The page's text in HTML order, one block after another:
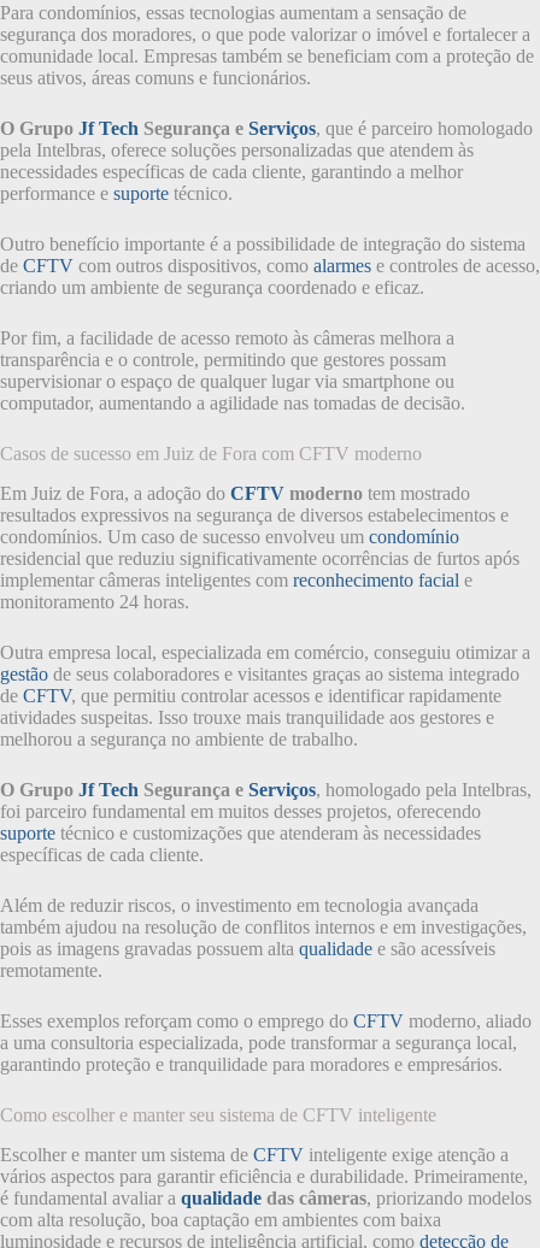
Para condomínios, essas tecnologias aumentam a sensação de
segurança dos moradores, o que pode valorizar o imóvel e fortalecer a
comunidade local. Empresas também se beneficiam com a proteção de
seus ativos, áreas comuns e funcionários.
O Grupo Jf Tech Segurança e Serviços, que é parceiro homologado
pela Intelbras, oferece soluções personalizadas que atendem às
necessidades específicas de cada cliente, garantindo a melhor
performance e suporte técnico.
Outro benefício importante é a possibilidade de integração do sistema
de CFTV com outros dispositivos, como alarmes e controles de acesso,
criando um ambiente de segurança coordenado e eficaz.
Por fim, a facilidade de acesso remoto às câmeras melhora a
transparência e o controle, permitindo que gestores possam
supervisionar o espaço de qualquer lugar via smartphone ou
computador, aumentando a agilidade nas tomadas de decisão.
Casos de sucesso em Juiz de Fora com CFTV moderno
Em Juiz de Fora, a adoção do CFTV moderno tem mostrado
resultados expressivos na segurança de diversos estabelecimentos e
condomínios. Um caso de sucesso envolveu um condomínio
residencial que reduziu significativamente ocorrências de furtos após
implementar câmeras inteligentes com reconhecimento facial e
monitoramento 24 horas.
Outra empresa local, especializada em comércio, conseguiu otimizar a
gestão de seus colaboradores e visitantes graças ao sistema integrado
de CFTV, que permitiu controlar acessos e identificar rapidamente
atividades suspeitas. Isso trouxe mais tranquilidade aos gestores e
melhorou a segurança no ambiente de trabalho.
O Grupo Jf Tech Segurança e Serviços, homologado pela Intelbras,
foi parceiro fundamental em muitos desses projetos, oferecendo
suporte técnico e customizações que atenderam às necessidades
específicas de cada cliente.
Além de reduzir riscos, o investimento em tecnologia avançada
também ajudou na resolução de conflitos internos e em investigações,
pois as imagens gravadas possuem alta qualidade e são acessíveis
remotamente.
Esses exemplos reforçam como o emprego do CFTV moderno, aliado
a uma consultoria especializada, pode transformar a segurança local,
garantindo proteção e tranquilidade para moradores e empresários.
Como escolher e manter seu sistema de CFTV inteligente
Escolher e manter um sistema de CFTV inteligente exige atenção a
vários aspectos para garantir eficiência e durabilidade. Primeiramente,
é fundamental avaliar a qualidade das câmeras, priorizando modelos
com alta resolução, boa captação em ambientes com baixa
luminosidade e recursos de inteligência artificial, como detecção de